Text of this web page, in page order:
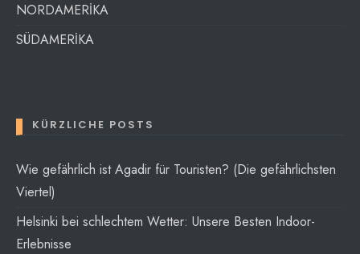
NORDAMERİKA
SÜDAMERİKA
KÜRZLICHE POSTS
Wie gefährlich ist Agadir für Touristen? (Die gefährlichsten
Viertel)
Helsinki bei schlechtem Wetter: Unsere Besten Indoor-
Erlebnisse